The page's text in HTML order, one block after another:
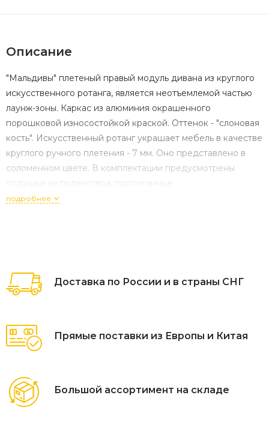
Описание
"Мальдивы" плетеный правый модуль дивана из круглого
искусственного ротанга, является неотъемлемой частью
лаунж-зоны. Каркас из алюминия окрашенного
порошковой износостойкой краской. Оттенок - "слоновая
кость". Искусственный ротанг украшает мебель в качестве
круглого ручного плетения - 7 мм. Оно представлено в
соломенном цвете. В комплектации предусмотрены
влагоотталкивающим составом. Габариты изделия:
подробнее
Доставка по России и в страны СНГ
Прямые поставки из Европы и Китая
Большой ассортимент на складе